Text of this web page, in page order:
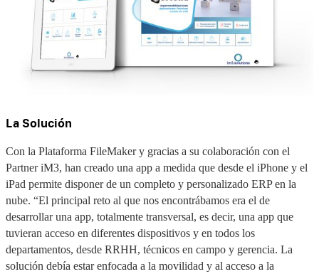
La Solución
Con la Plataforma FileMaker y gracias a su colaboración con el
Partner iM3, han creado una app a medida que desde el iPhone y el
iPad permite disponer de un completo y personalizado ERP en la
nube. “El principal reto al que nos encontrábamos era el de
desarrollar una app, totalmente transversal, es decir, una app que
tuvieran acceso en diferentes dispositivos y en todos los
departamentos, desde RRHH, técnicos en campo y gerencia. La
solución debía estar enfocada a la movilidad y al acceso a la